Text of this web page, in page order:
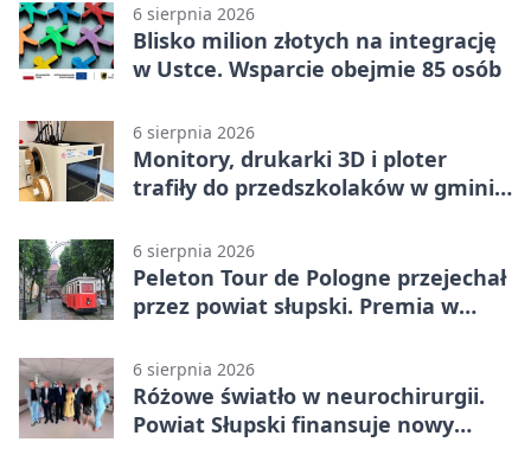
6 sierpnia 2026
Blisko milion złotych na integrację
w Ustce. Wsparcie obejmie 85 osób
6 sierpnia 2026
Monitory, drukarki 3D i ploter
trafiły do przedszkolaków w gminie
6 sierpnia 2026
Peleton Tour de Pologne przejechał
przez powiat słupski. Premia w
6 sierpnia 2026
Różowe światło w neurochirurgii.
Powiat Słupski finansuje nowy